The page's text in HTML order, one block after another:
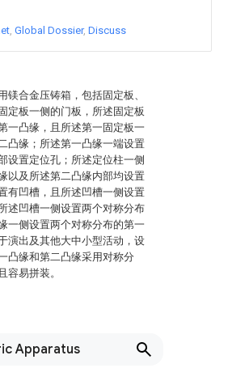
镁合金压铸箱，包括固定板、
定板一侧的门板，所述固定板
一凸缘，且所述第一固定板一
凸缘；所述第一凸缘一端设置
设置定位孔；所述定位柱一侧
以及所述第二凸缘内部均设置
有凹槽，且所述凹槽一侧设置
述凹槽一侧设置两个对称分布
一侧设置两个对称分布的第一
演出及其他大中小型活动，设
凸缘和第二凸缘采用对称分
容易拼装。
Apparatus
Global Dossier Discuss